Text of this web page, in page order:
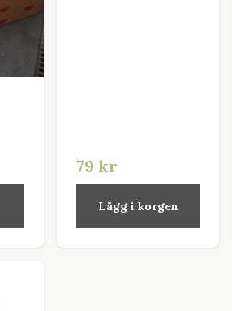
79 kr
Lägg i korgen